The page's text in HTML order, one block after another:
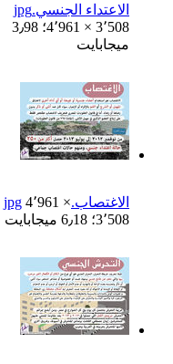
الاعتداء الجنسي.jpg
4٬961 × 3٬508؛ 3٫98
ميجابايت
الاغتصاب.jpg4٬961 ×
3٬508؛ 6٫18 ميجابايت